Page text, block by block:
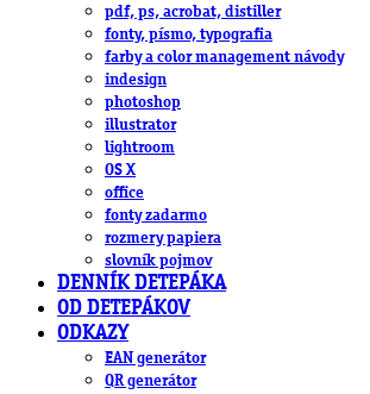
pdf, ps, acrobat, distiller
fonty, písmo, typografia
farby a color management návody
indesign
photoshop
illustrator
lightroom
OS X
office
fonty zadarmo
rozmery papiera
slovník pojmov
DENNÍK DETEPÁKA
OD DETEPÁKOV
ODKAZY
EAN generátor
QR generátor